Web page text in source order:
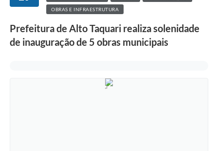
OBRAS E INFRAESTRUTURA
Prefeitura de Alto Taquari realiza solenidade
de inauguração de 5 obras municipais